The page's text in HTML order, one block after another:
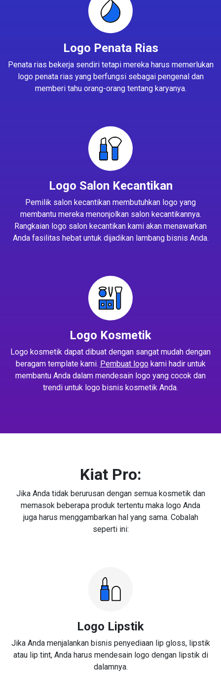
Logo Penata Rias
Penata rias bekerja sendiri tetapi mereka harus memerlukan
logo penata rias yang berfungsi sebagai pengenal dan
memberi tahu orang-orang tentang karyanya.
Logo Salon Kecantikan
Pemilik salon kecantikan membutuhkan logo yang
membantu mereka menonjolkan salon kecantikannya.
Rangkaian logo salon kecantikan kami akan menawarkan
Anda fasilitas hebat untuk dijadikan lambang bisnis Anda.
Logo Kosmetik
Logo kosmetik dapat dibuat dengan sangat mudah dengan
beragam template kami. Pembuat logokami hadir untuk
membantu Anda dalam mendesain logo yang cocok dan
trendi untuk logo bisnis kosmetik Anda.
Kiat Pro:
Jika Anda tidak berurusan dengan semua kosmetik dan
memasok beberapa produk tertentu maka logo Anda
juga harus menggambarkan hal yang sama. Cobalah
seperti ini:
Logo Lipstik
Jika Anda menjalankan bisnis penyediaan lip gloss, lipstik
atau lip tint, Anda harus mendesain logo dengan lipstik di
dalamnya.